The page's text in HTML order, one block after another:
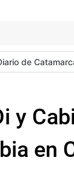
de
y
en